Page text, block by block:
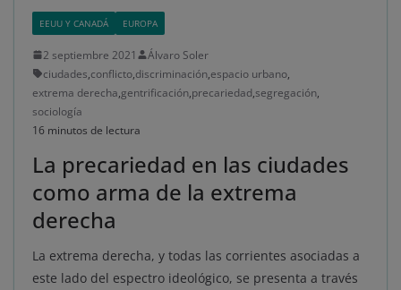
EEUU Y CANADÁ EUROPA
2 septiembre 2021
Álvaro Soler
ciudades,conflicto,discriminación,espacio urbano,
extrema derecha,gentrificación,precariedad,segregación,
sociología
16 minutos de lectura
La precariedad en las ciudades
como arma de la extrema
derecha
La extrema derecha, y todas las corrientes asociadas a
este lado del espectro ideológico, se presenta a través